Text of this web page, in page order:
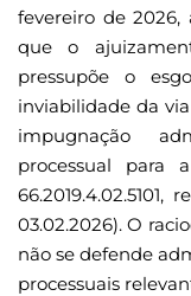
fevereiro de 2026,
que o
pressupõe o
inviabilidade da
impugnação
processual para
03.02.2026). O
não se defende
processuais